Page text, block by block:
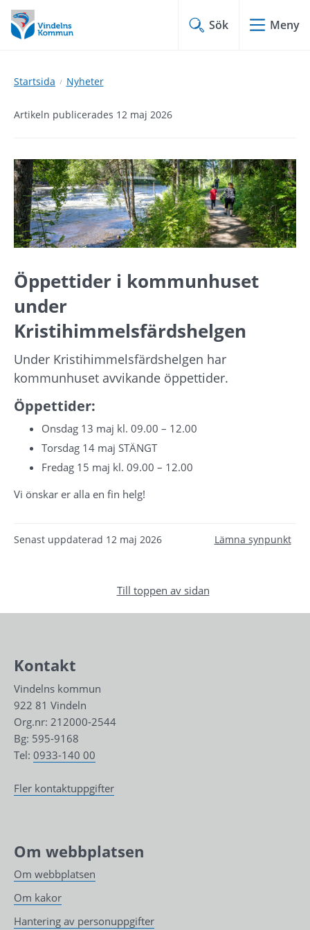
Hoppa
till
innehåll
Hoppa
till
undermeny
Sök Meny
Startsida Nyheter
Artikeln publicerades 12 maj 2026
Öppettider i kommunhuset
Kristihimmelsfärdshelgen
Under Kristihimmelsfärdshelgen har
kommunhuset avvikande öppettider.
Öppettider:
Onsdag 13 maj kl. 09.00 – 12.00
Torsdag 14 maj STÄNGT
Fredag 15 maj kl. 09.00 – 12.00
Vi önskar er alla en fin helg!
Senast uppdaterad 12 maj 2026 Lämna synpunkt
Till toppen av sidan
Kontakt
Vindelns kommun
922 81 Vindeln
Org.nr: 212000-2544
Bg: 595-9168
Tel: 0933-140 00
Fler kontaktuppgifter
Om webbplatsen
Om webbplatsen
Om kakor
Hantering av personuppgifter